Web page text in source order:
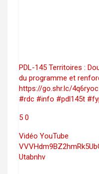
PDL-145 Territoires :
du programme et
https://go.shr.lc/4q6ryoc
#rdc #info #pdl145t
5 0
Vidéo YouTube
Utabnhv